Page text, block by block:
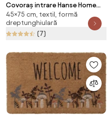
Covoraș intrare Hanse Home
Cozy Welcome 45x75 cm,
negru
45×75 cm, textil, formă
dreptunghiulară
(7)